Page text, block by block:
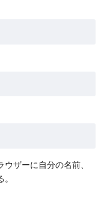
ザーに自分の名前、